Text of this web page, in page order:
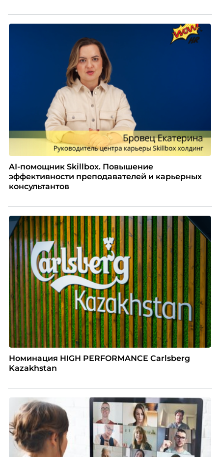
AI-помощник Skillbox. Повышение
эффективности преподавателей и карьерных
консультантов
Номинация HIGH PERFORMANCE Carlsberg
Kazakhstan